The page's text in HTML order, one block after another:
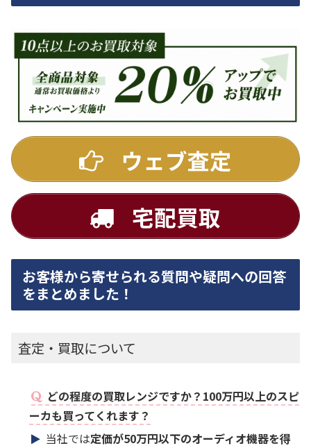
ウェブ査定
宅配買取
お客様から寄せられる質問や疑問への回答
をまとめました！
査定・買取について
どの程度の買取レンジですか？100万円以上のスピ
ーカも買ってくれます？
当社では定価が50万円以下のオーディオ機器を得